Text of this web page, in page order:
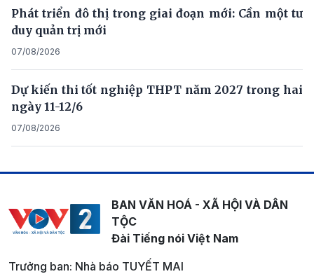
Phát triển đô thị trong giai đoạn mới: Cần một tư
duy quản trị mới
07/08/2026
Dự kiến thi tốt nghiệp THPT năm 2027 trong hai
ngày 11-12/6
07/08/2026
BAN VĂN HOÁ - XÃ HỘI VÀ DÂN
TỘC
Đài Tiếng nói Việt Nam
Trưởng ban: Nhà báo TUYẾT MAI